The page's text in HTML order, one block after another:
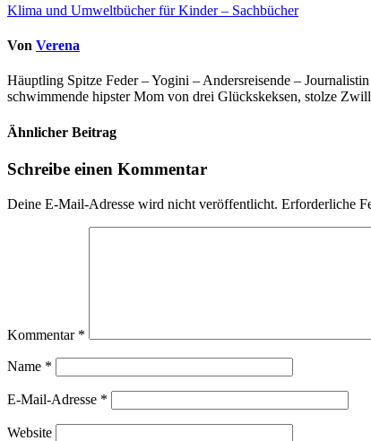
Beitragsnavigation
Klima und Umweltbücher für Kinder – Sachbücher
Von Verena
Häuptling Spitze Feder – Yogini – Andersreisende –
schwimmende hipster Mom von drei Glückskeksen, stolze
Ähnlicher Beitrag
Schreibe einen Kommentar
Deine E-Mail-Adresse wird nicht veröffentlicht. Erforderliche
Kommentar *
Name *
E-Mail-Adresse *
Website